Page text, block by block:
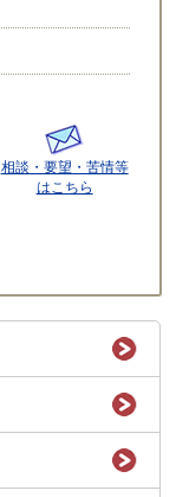
相談・要望・苦情等
はこちら